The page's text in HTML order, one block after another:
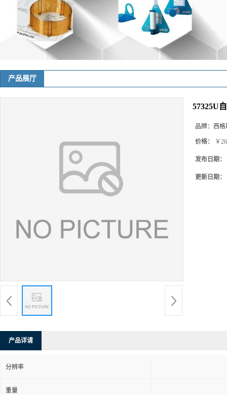
产品展厅
57325U
品牌： 西格
价格： ￥
发布日期：
更新日期：
产品详请
分辨率
重量